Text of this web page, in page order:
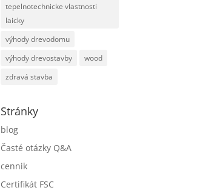
tepelnotechnicke vlastnosti
laicky
výhody drevodomu
výhody drevostavby
wood
zdravá stavba
Stránky
blog
Časté otázky Q&A
cennik
Certifikát FSC